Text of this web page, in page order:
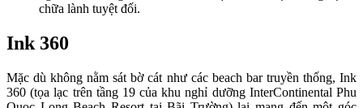
chữa lành tuyệt đối.
Ink 360
Mặc dù không nằm sát bờ cát như các beach bar truyền thống, Ink
360 (tọa lạc trên tầng 19 của khu nghỉ dưỡng InterContinental Phu